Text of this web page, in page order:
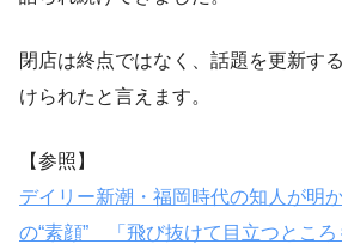
閉店は終点ではなく、話題を更新す
けられたと言えます。
【参照】
デイリー新潮・福岡時代の知人が明
の“素顔” 「飛び抜けて目立つところ